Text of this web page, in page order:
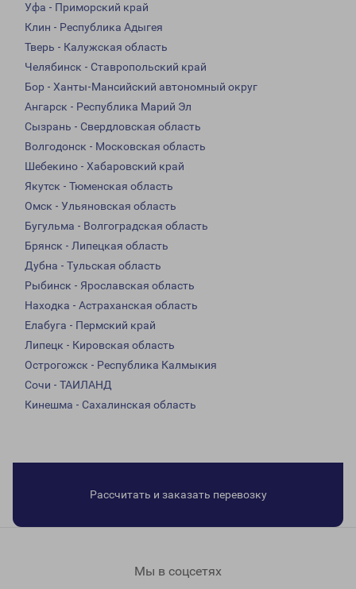
Уфа - Приморский край
Клин - Республика Адыгея
Тверь - Калужская область
Челябинск - Ставропольский край
Бор - Ханты-Мансийский автономный округ
Ангарск - Республика Марий Эл
Сызрань - Свердловская область
Волгодонск - Московская область
Шебекино - Хабаровский край
Якутск - Тюменская область
Омск - Ульяновская область
Бугульма - Волгоградская область
Брянск - Липецкая область
Дубна - Тульская область
Рыбинск - Ярославская область
Находка - Астраханская область
Елабуга - Пермский край
Липецк - Кировская область
Острогожск - Республика Калмыкия
Сочи - ТАИЛАНД
Кинешма - Сахалинская область
Рассчитать и заказать перевозку
Мы в соцсетях